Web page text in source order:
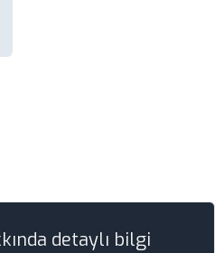
detaylı bilgi